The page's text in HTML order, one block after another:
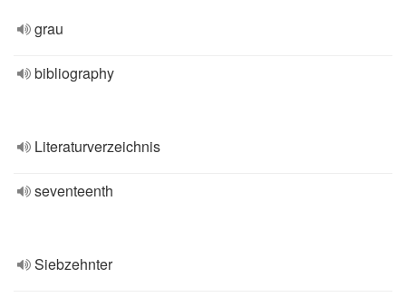
grau
bibliography
Literaturverzeichnis
seventeenth
Siebzehnter